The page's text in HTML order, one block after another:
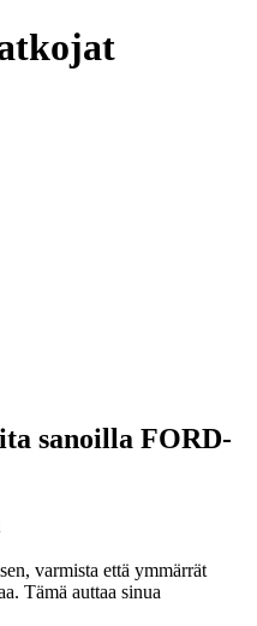
sanoilla FORD-
varmista että ymmärrät
Tämä auttaa sinua